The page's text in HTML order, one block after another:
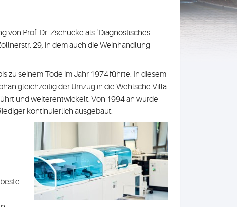
von Prof. Dr. Zschucke als "Diagnostisches
29, in dem auch die Weinhandlung
zu seinem Tode im Jahr 1974 führte. In diesem
gleichzeitig der Umzug in die Wehlsche Villa
und weiterentwickelt. Von 1994 an wurde
kontinuierlich ausgebaut.